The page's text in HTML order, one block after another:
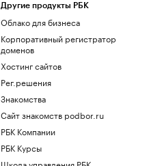
Другие продукты РБК
Облако для бизнеса
Корпоративный регистратор
доменов
Хостинг сайтов
Рег.решения
Знакомства
Сайт знакомств podbor.ru
РБК Компании
РБК Курсы